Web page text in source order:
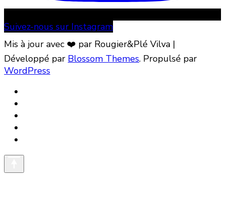
Suivez-nous sur Instagram
Mis à jour avec ❤️ par Rougier&Plé Vilva |
Développé par Blossom Themes. Propulsé par
WordPress